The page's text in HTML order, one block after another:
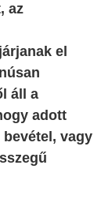
az
el
áll a
adott
vagy